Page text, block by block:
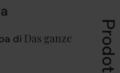
Prodotti
di Das ganze